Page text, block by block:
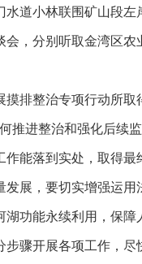
道小林联围矿山段
，分别听取金湾区
整治专项行动所取
推进整治和强化后续
能落到实处，取得最
展，要切实增强运
功能永续利用，保障
步骤开展各项工作，